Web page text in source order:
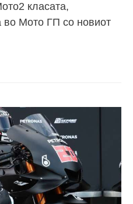
класата,
во Мото ГП со новиот